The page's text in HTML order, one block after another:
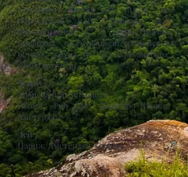
Свободно време за плаж на
Копакабана или Ипанема или
допълнителна туристическа
програма – екскурзия до тропически
остров, круиз из залив Гуанабара,
самба шоу и др.
Ден 6
Трансфер до летището
ПолетРио де Жанейро-Париж/
Амстердам
Ден 7
Париж/Амстердам-София